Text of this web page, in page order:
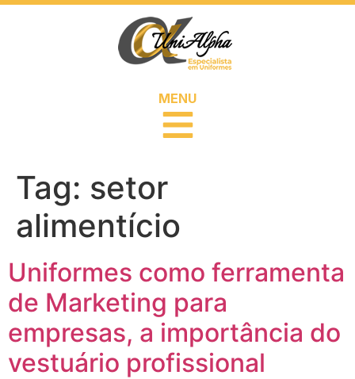
MENU
Tag: setor
alimentício
Uniformes como ferramenta
de Marketing para
empresas, a importância do
vestuário profissional